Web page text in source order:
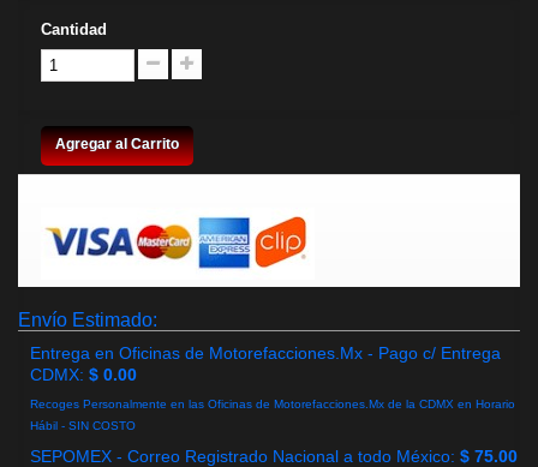
Cantidad
Agregar al Carrito
Envío Estimado:
Entrega en Oficinas de Motorefacciones.Mx - Pago c/ Entrega
CDMX: $ 0.00
Recoges Personalmente en las Oficinas de Motorefacciones.Mx de la CDMX en Horario
Hábil - SIN COSTO
SEPOMEX - Correo Registrado Nacional a todo México: $ 75.00